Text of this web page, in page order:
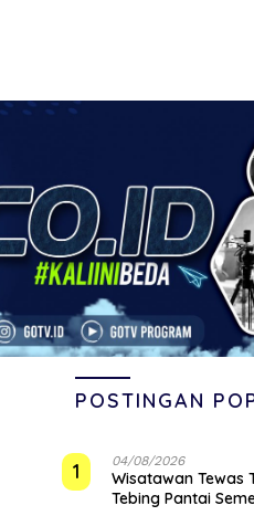
POSTINGAN
1 04/08/2026
Wisatawan Tewas
Tebing Pantai